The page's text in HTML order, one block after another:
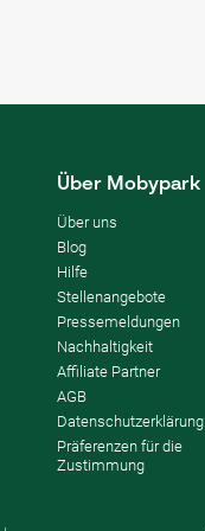
Über Mobypark
Über uns
Blog
Hilfe
Stellenangebote
Pressemeldungen
Nachhaltigkeit
Affiliate Partner
AGB
Datenschutzerklärung
Präferenzen für die
Zustimmung